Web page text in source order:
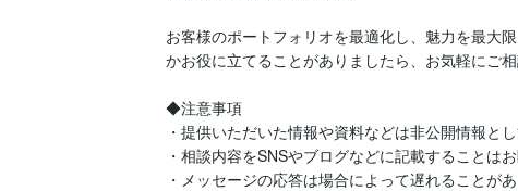
お客様のポートフォリオを最適化し、魅力を最大
かお役に立てることがありましたら、お気軽にご
◆注意事項
・提供いただいた情報や資料などは非公開情報と
・相談内容をSNSやブログなどに記載することは
・メッセージの応答は場合によって遅れることが